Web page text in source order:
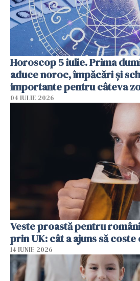
Horoscop 5 iulie. Prima
aduce noroc, împăcări și
importante pentru câteva
04 IULIE 2026
Veste proastă pentru
prin UK: cât a ajuns să
14 IUNIE 2026